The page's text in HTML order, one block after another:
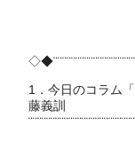
1．今日のコラム
藤義訓